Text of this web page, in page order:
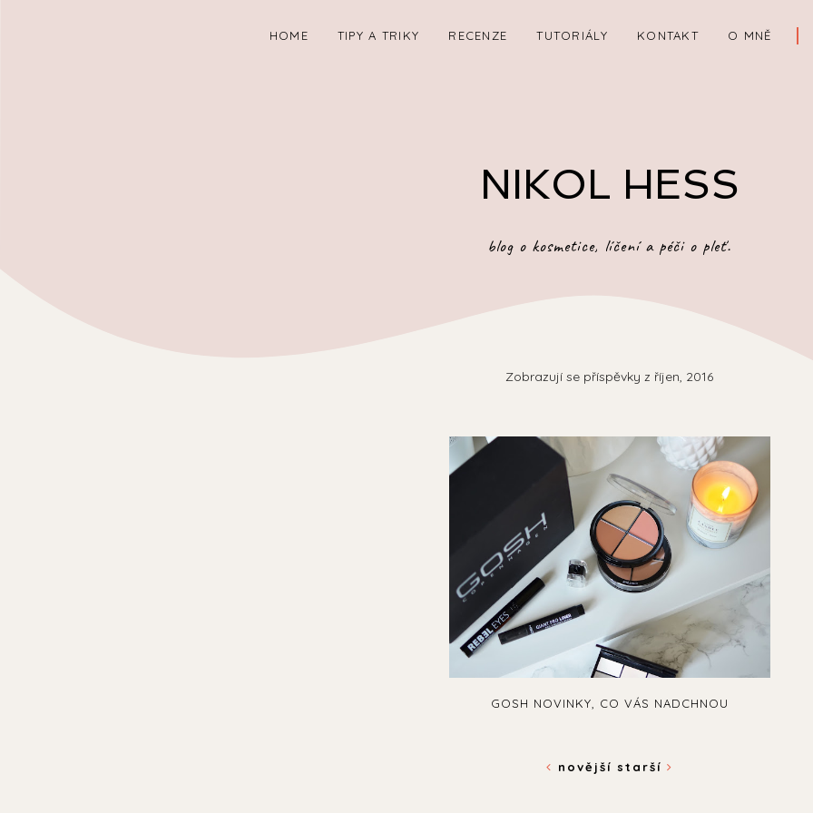
HOME TIPY A TRIKY RECENZE TUTORIÁLY KONTAKT O MNĚ
NIKOL HESS
blog o kosmetice, líčení a péči o pleť.
Zobrazují se příspěvky z říjen, 2016
GOSH NOVINKY, CO VÁS NADCHNOU
novější starší